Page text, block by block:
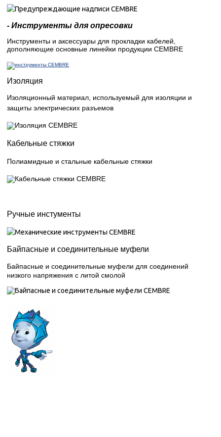
- Инструменты для опресовки
Инструменты и аксессуары для прокладки кабелей,
дополняющие основные линейки продукции CEMBRE
Изоляция
Изоляционный материал, используемый для изоляции и
защиты электрических разъемов
Кабельные стяжки
Полиамидные и стальные кабельные стяжки
Ручные инстументы
Байпасные и соединительные муфели
Байпасные и соединительные муфели для соединений
низкого напряжения с литой смолой